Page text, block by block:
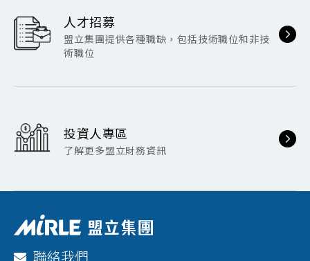
人才招募
盟立集團提供各種職缺，包括技術職位和非技
術職位
投資人專區
了解更多盟立財務資訊
聯絡我們